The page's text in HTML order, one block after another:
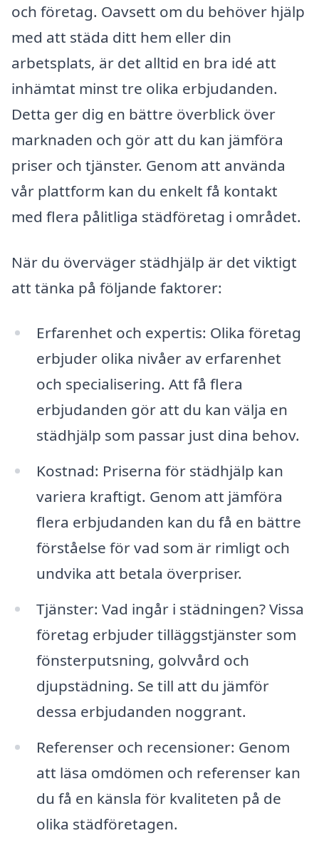
och företag. Oavsett om du behöver hjälp
med att städa ditt hem eller din
arbetsplats, är det alltid en bra idé att
inhämtat minst tre olika erbjudanden.
Detta ger dig en bättre överblick över
marknaden och gör att du kan jämföra
priser och tjänster. Genom att använda
vår plattform kan du enkelt få kontakt
med flera pålitliga städföretag i området.
När du överväger städhjälp är det viktigt
att tänka på följande faktorer:
Erfarenhet och expertis: Olika företag
erbjuder olika nivåer av erfarenhet
och specialisering. Att få flera
erbjudanden gör att du kan välja en
städhjälp som passar just dina behov.
Kostnad: Priserna för städhjälp kan
variera kraftigt. Genom att jämföra
flera erbjudanden kan du få en bättre
förståelse för vad som är rimligt och
undvika att betala överpriser.
Tjänster: Vad ingår i städningen? Vissa
företag erbjuder tilläggstjänster som
fönsterputsning, golvvård och
djupstädning. Se till att du jämför
dessa erbjudanden noggrant.
Referenser och recensioner: Genom
att läsa omdömen och referenser kan
du få en känsla för kvaliteten på de
olika städföretagen.